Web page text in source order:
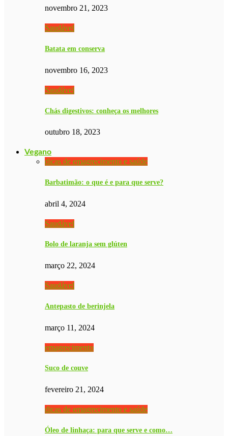
novembro 21, 2023
Saudável
Batata em conserva
novembro 16, 2023
Saudável
Chás digestivos: conheça os melhores
outubro 18, 2023
Vegano
dicas de emagrecimento e saúde
Barbatimão: o que é e para que serve?
abril 4, 2024
Saudável
Bolo de laranja sem glúten
março 22, 2024
Saudável
Antepasto de berinjela
março 11, 2024
emagrecimento
Suco de couve
fevereiro 21, 2024
dicas de emagrecimento e saúde
Óleo de linhaça: para que serve e como…